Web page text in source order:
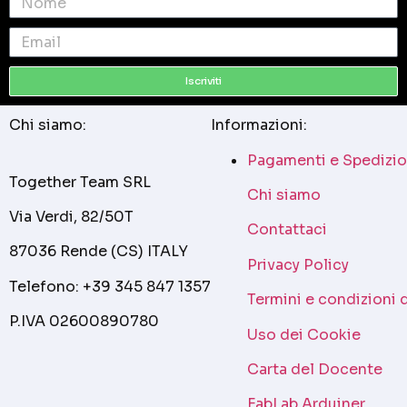
Iscriviti
Chi siamo:
Together Team SRL
Via Verdi, 82/50T
87036 Rende (CS) ITALY
Telefono: +39 345 847 1357
P.IVA 02600890780
Informazioni:
Pagamenti e
Chi siamo
Contattaci
Privacy Policy
Termini e condizioni
Uso dei Cookie
Carta del Docente